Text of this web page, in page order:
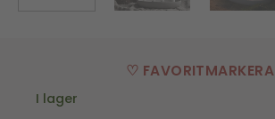
♡ FAVORITMARKERA
I lager